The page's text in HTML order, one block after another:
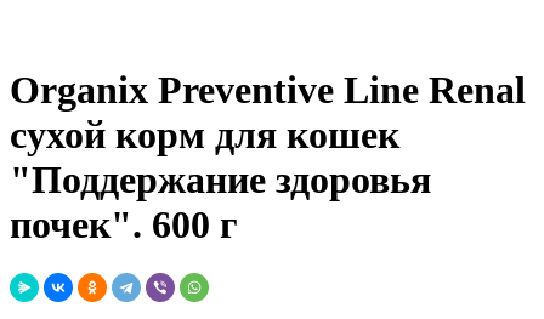
Organix Preventive Line Renal
сухой корм для кошек
"Поддержание здоровья
почек". 600 г